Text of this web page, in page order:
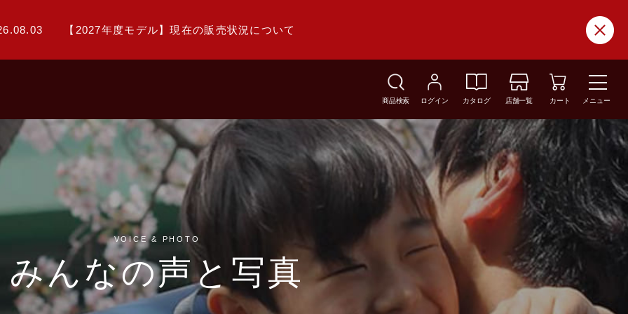
【2027年度モデル】現在の販売状況について
商品検索 ログイン カタログ 店舗一覧 カート メニュー
VOICE & PHOTO
みんなの声と写真